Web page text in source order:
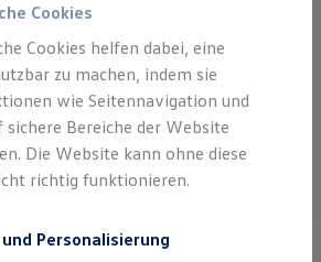
Angebote
Förderung
Gebrauchtwagen
Cookies
Cookies helfen dabei, eine
zu machen, indem sie
wie Seitennavigation und
sichere Bereiche der Website
Die Website kann ohne diese
richtig funktionieren.
Personalisierung